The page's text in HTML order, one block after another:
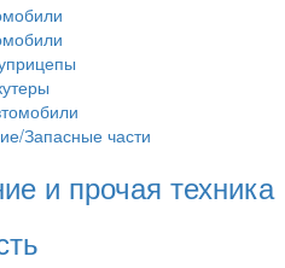
Запасные части
и прочая техника